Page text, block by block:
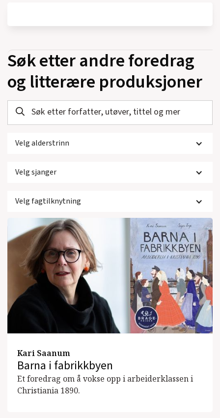
Søk etter andre foredrag
og litterære produksjoner
Velg alderstrinn
Velg sjanger
Velg fagtilknytning
Kari Saanum
Barna i fabrikkbyen
Et foredrag om å vokse opp i arbeiderklassen i
Christiania 1890.